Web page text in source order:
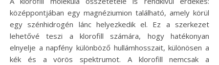
középpontjában egy magnéziumion található, amely körül
egy szénhidrogén lánc helyezkedik el. Ez a szerkezet
lehetővé teszi a klorofill számára, hogy hatékonyan
elnyelje a napfény különböző hullámhosszait, különösen a
kék és a vörös spektrumot. A klorofill nemcsak a